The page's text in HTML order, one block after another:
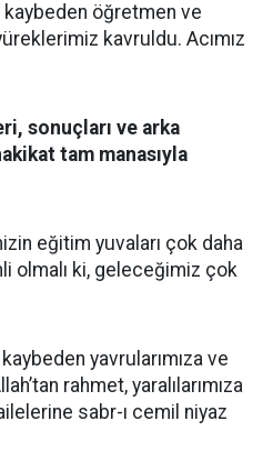
kaybeden öğretmen ve
kavruldu. Acımız
sonuçları ve arka
tam manasıyla
eğitim yuvaları çok daha
olmalı ki, geleceğimiz çok
yavrularımıza ve
rahmet, yaralılarımıza
sabr-ı cemil niyaz